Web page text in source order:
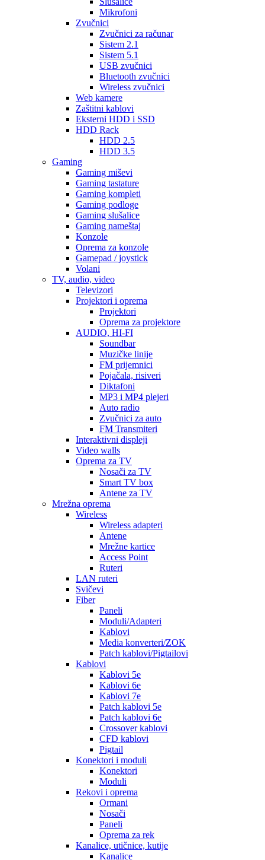
Mikrofoni
Zvučnici
Zvučnici za računar
Sistem 2.1
Sistem 5.1
USB zvučnici
Bluetooth zvučnici
Wireless zvučnici
Web kamere
Zaštitni kablovi
Eksterni HDD i SSD
HDD Rack
HDD 2.5
HDD 3.5
Gaming
Gaming miševi
Gaming tastature
Gaming kompleti
Gaming podloge
Gaming slušalice
Gaming nameštaj
Konzole
Oprema za konzole
Gamepad / joystick
Volani
TV, audio, video
Televizori
Projektori i oprema
Projektori
Oprema za projektore
AUDIO, HI-FI
Soundbar
Muzičke linije
FM prijemnici
Pojačala, risiveri
Diktafoni
MP3 i MP4 plejeri
Auto radio
Zvučnici za auto
FM Transmiteri
Interaktivni displeji
Video walls
Oprema za TV
Nosači za TV
Smart TV box
Antene za TV
Mrežna oprema
Wireless
Wireless adapteri
Antene
Mrežne kartice
Access Point
Ruteri
LAN ruteri
Svičevi
Fiber
Paneli
Moduli/Adapteri
Kablovi
Media konverteri/ZOK
Patch kablovi/Pigtailovi
Kablovi
Kablovi 5e
Kablovi 6e
Kablovi 7e
Patch kablovi 5e
Patch kablovi 6e
Crossover kablovi
CFD kablovi
Pigtail
Konektori i moduli
Konektori
Moduli
Rekovi i oprema
Ormani
Nosači
Paneli
Oprema za rek
Kanalice, utičnice, kutije
Kanalice